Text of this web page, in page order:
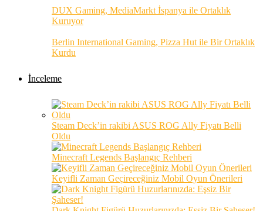
DUX Gaming, MediaMarkt İspanya ile Ortaklık
Kuruyor
Berlin International Gaming, Pizza Hut ile Bir Ortaklık
Kurdu
İnceleme
Steam Deck’in rakibi ASUS ROG Ally Fiyatı Belli
Oldu
Minecraft Legends Başlangıç Rehberi
Keyifli Zaman Geçireceğiniz Mobil Oyun Önerileri